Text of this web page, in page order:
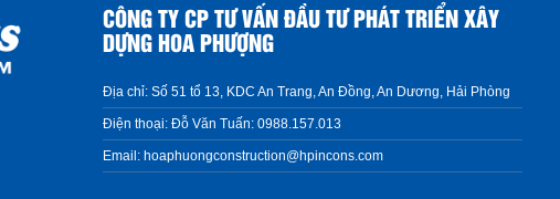
CÔNG TY CP TƯ VẤN ĐẦU TƯ PHÁT TRIỂN XÂY
DỰNG HOA PHƯỢNG
Địa chỉ: Số 51 tổ 13, KDC An Trang, An Đồng, An Dương, Hải Phòng
Điện thoại: Đỗ Văn Tuấn: 0988.157.013
Email: hoaphuongconstruction@hpincons.com